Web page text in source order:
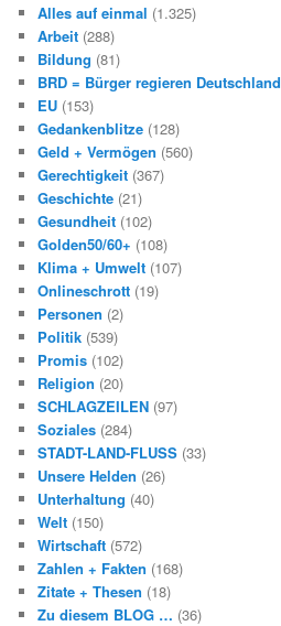
Alles auf einmal (1.325)
Arbeit (288)
Bildung (81)
BRD = Bürger regieren Deutschland
EU (153)
Gedankenblitze (128)
Geld + Vermögen (560)
Gerechtigkeit (367)
Geschichte (21)
Gesundheit (102)
Golden50/60+ (108)
Klima + Umwelt (107)
Onlineschrott (19)
Personen (2)
Politik (539)
Promis (102)
Religion (20)
SCHLAGZEILEN (97)
Soziales (284)
STADT-LAND-FLUSS (33)
Unsere Helden (26)
Unterhaltung (40)
Welt (150)
Wirtschaft (572)
Zahlen + Fakten (168)
Zitate + Thesen (18)
Zu diesem BLOG … (36)